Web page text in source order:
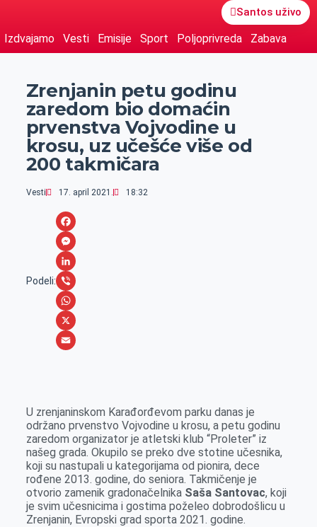
Santos uživo
Izdvajamo Vesti Emisije Sport Poljoprivreda Zabava
Zrenjanin petu godinu
zaredom bio domaćin
prvenstva Vojvodine u
krosu, uz učešće više od
200 takmičara
Vesti 17. april 2021. 18:32
Podeli:
F
a
c
e
b
o
M
e
s
s
e
r
L
i
n
k
n
V
i
b
W
h
A
p
p
X
i
l
U zrenjaninskom Karađorđevom parku danas je
održano prvenstvo Vojvodine u krosu, a petu godinu
zaredom organizator je atletski klub “Proleter” iz
našeg grada. Okupilo se preko dve stotine učesnika,
koji su nastupali u kategorijama od pionira, dece
rođene 2013. godine, do seniora. Takmičenje je
otvorio zamenik gradonačelnika Saša Santovac, koji
je svim učesnicima i gostima poželeo dobrodošlicu u
Zrenjanin, Evropski grad sporta 2021. godine.